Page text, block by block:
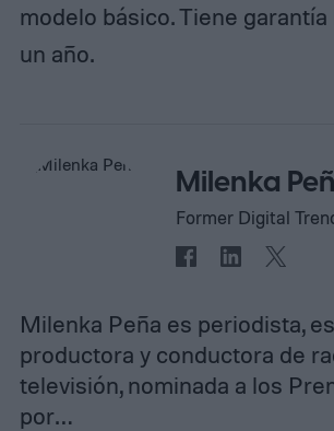
modelo básico. Tiene
un año.
Milenka
Former Digital
Milenka Peña es periodista,
productora y conductora de
televisión, nominada a los
por…